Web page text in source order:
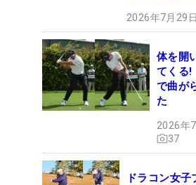
2026年7月29
体を開
てくる
で曲が
た
2026年
37
ドラコン女